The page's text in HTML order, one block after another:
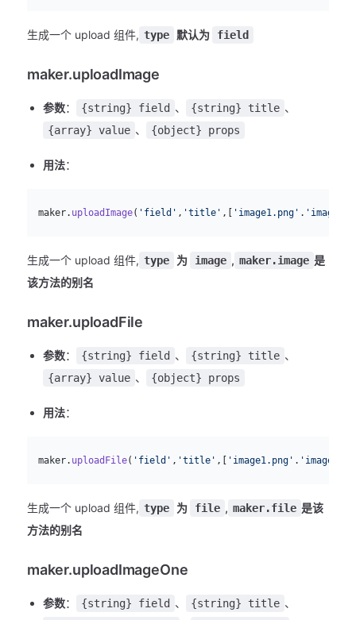
生成一个 upload 组件, type 默认为 field
maker.uploadImage
参数： {string} field 、 {string} title 、
{array} value 、 {object} props
用法：
  maker.
uploadImage( 'field' , 'title' ,[ 'image1.png' .
生成一个 upload 组件, type 为 image , maker.image 是
该方法的别名
maker.uploadFile
参数： {string} field 、 {string} title 、
{array} value 、 {object} props
用法：
  maker.
uploadFile( 'field' , 'title' ,[ 'image1.png' .
生成一个 upload 组件, type 为 file , maker.file 是该
方法的别名
maker.uploadImageOne
参数： {string} field 、 {string} title 、